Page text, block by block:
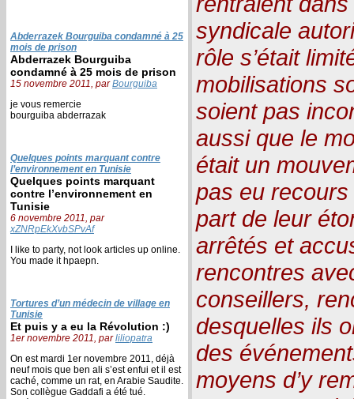
Abderrazek Bourguiba condamné à 25
mois de prison
Abderrazek Bourguiba
condamné à 25 mois de prison
15 novembre 2011, parBourguiba
je vous remercie
bourguiba abderrazak
Quelques points marquant contre
l’environnement en Tunisie
Quelques points marquant
contre l’environnement en
Tunisie
6 novembre 2011, par
xZNRpEkXvbSPvAf
I like to party, not look articles up online.
You made it hpaepn.
Tortures d’un médecin de village en
Tunisie
Et puis y a eu la Révolution :)
1er novembre 2011, parliliopatra
On est mardi 1er novembre 2011, déjà
neuf mois que ben ali s’est enfui et il est
caché, comme un rat, en Arabie Saudite.
Son collègue Gaddafi a été tué.
syndicale
rôle s’était
mobilisations
soient pas
aussi que le
était un
pas eu
part de leur
arrêtés et
rencontres
conseillers,
desquelles ils
des
moyens d’y